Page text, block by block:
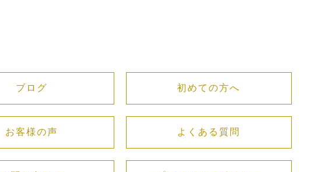
ブログ 初めての方へ
お客様の声 よくある質問